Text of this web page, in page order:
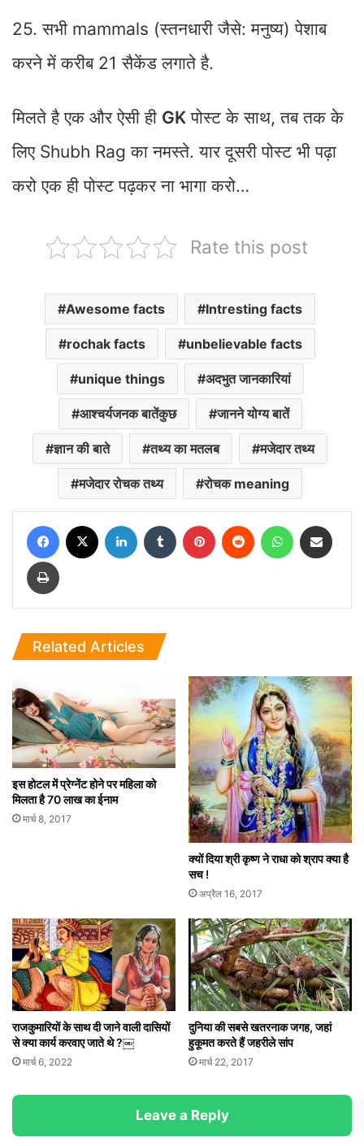
25. सभी mammals (स्तनधारी जैसे: मनुष्य) पेशाब
करने में करीब 21 सैकेंड लगाते है.
मिलते है एक और ऐसी ही GK पोस्ट के साथ, तब तक के
लिए Shubh Rag का नमस्ते. यार दूसरी पोस्ट भी पढ़ा
करो एक ही पोस्ट पढ़कर ना भागा करो…
Rate this post
Awesome facts Intresting facts
rochak facts unbelievable facts
unique things अदभुत जानकारियां
आश्चर्यजनक बातेंकुछ जानने योग्य बातें
ज्ञान की बाते तथ्य का मतलब मजेदार तथ्य
मजेदार रोचक तथ्य रोचक meaning
Facebook LinkedIn Tumblr Pinterest Reddit WhatsApp
Print
Related Articles
इस होटल में प्रेग्नेंट होने पर महिला को
मिलता है 70 लाख का ईनाम
मार्च 8, 2017
क्यों दिया श्री कृष्ण ने राधा को श्राप क्या है
सच !
अप्रैल 16, 2017
राजकुमारियों के साथ दी जाने वाली दासियों
से क्या कार्य करवाए जाते थे ?￼
मार्च 6, 2022
दुनिया की सबसे खतरनाक जगह, जहां
हुकूमत करते हैं जहरीले सांप
मार्च 22, 2017
Leave a Reply